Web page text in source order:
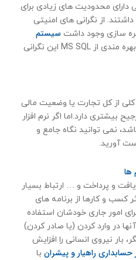
دارای محدودیت های زیادی برای
از نگرانی های امنیتی
سازی وجود داشت سیستم
با بهره مندی از MS SQL این نگرانی
کلی از کل تجارت یا وضعیت مالی
بیشتری دارد.اما اگر نرم افزار
نمی توانید نگاه جامع و
آورید.
ها
و پرداخت و … ارتباط بسیار
کسب و کارها از برنامه های
امور جاری خودشان استفاده
در وارد کردن (یا صادر کردن)
بار نیروی انسانی را افزایش
حسابداری راهیار و پیشران با